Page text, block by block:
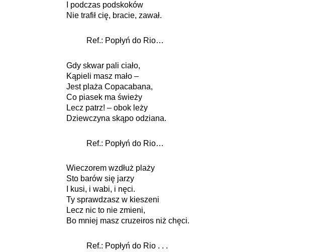
I podczas podskoków
Nie trafił cię, bracie, zawał.
Ref.: Popłyń do Rio…
Gdy skwar pali ciało,
Kąpieli masz mało –
Jest plaża Copacabana,
Co piasek ma świeży
Lecz patrz! – obok leży
Dziewczyna skąpo odziana.
Ref.: Popłyń do Rio…
Wieczorem wzdłuż plaży
Sto barów się jarzy
I kusi, i wabi, i nęci.
Ty sprawdzasz w kieszeni
Lecz nic to nie zmieni,
Bo mniej masz cruzeiros niż chęci.
Ref.: Popłyń do Rio . . .